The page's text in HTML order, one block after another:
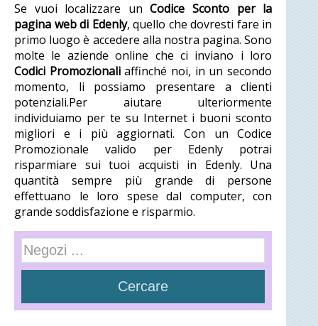
Se vuoi localizzare unCodice Sconto per la
pagina web di Edenly, quello che dovresti fare in
primo luogo è accedere alla nostra pagina. Sono
molte le aziende online che ci inviano i loro
Codici Promozionaliaffinché noi, in un secondo
momento, li possiamo presentare a clienti
potenziali.Per aiutare ulteriormente
individuiamo per te su Internet i buoni sconto
migliori e i più aggiornati. Con un Codice
Promozionale valido per Edenly potrai
risparmiare sui tuoi acquisti in Edenly. Una
quantità sempre più grande di persone
effettuano le loro spese dal computer, con
grande soddisfazione e risparmio.